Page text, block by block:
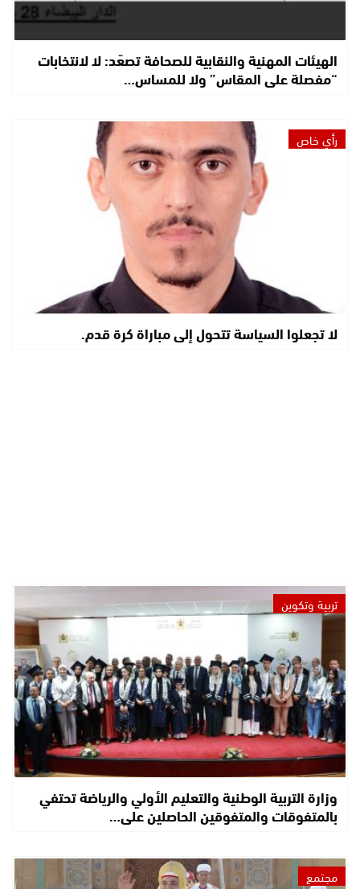
الهيئات المهنية والنقابية للصحافة تصعّد: لا لانتخابات
“مفصلة على المقاس” ولا للمساس…
رأي خاص
لا تجعلوا السياسة تتحول إلى مباراة كرة قدم.
تربية وتكوين
وزارة التربية الوطنية والتعليم الأولي والرياضة تحتفي
بالمتفوقات والمتفوقين الحاصلين على…
مجتمع